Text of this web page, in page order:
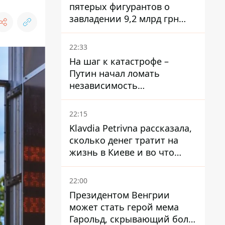
пятерых фигурантов о
завладении 9,2 млрд грн
ПриватБанка направили в
суд
22:33
На шаг к катастрофе –
Путин начал ломать
независимость
собственного Центробанка,
заставив снизить базовую
ставку
22:15
Klavdia Petrivna рассказала,
сколько денег тратит на
жизнь в Киеве и во что
вкладывает миллионы
22:00
Президентом Венгрии
может стать герой мема
Гарольд, скрывающий боль